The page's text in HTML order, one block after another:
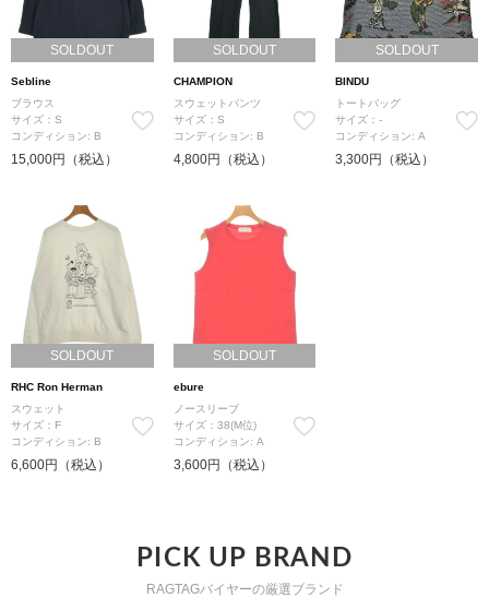
SOLDOUT
Sebline
ブラウス
サイズ：S
コンディション: B
15,000円（税込）
SOLDOUT
CHAMPION
スウェットパンツ
サイズ：S
コンディション: B
4,800円（税込）
SOLDOUT
BINDU
トートバッグ
サイズ：-
コンディション: A
3,300円（税込）
SOLDOUT
RHC Ron Herman
スウェット
サイズ：F
コンディション: B
6,600円（税込）
SOLDOUT
ebure
ノースリーブ
サイズ：38(M位)
コンディション: A
3,600円（税込）
PICK UP BRAND
RAGTAGバイヤーの厳選ブランド